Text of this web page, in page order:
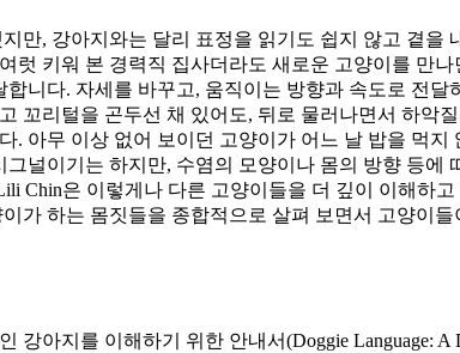
만, 강아지와는 달리 표정을 읽기도 쉽지 않고 곁
럿 키워 본 경력직 집사더라도 새로운 고양이를 만
니다. 자세를 바꾸고, 움직이는 방향과 속도로 전
꼬리털을 곤두선 채 있어도, 뒤로 물러나면서 하
. 아무 이상 없어 보이던 고양이가 어느 날 밥을 먹
널이기는 하지만, 수염의 모양이나 몸의 방향 등에
Chin은 이렇게나 다른 고양이들을 더 깊이 이해하
가 하는 몸짓들을 종합적으로 살펴 보면서 고양이
아지를 이해하기 위한 안내서(Doggie Language: A